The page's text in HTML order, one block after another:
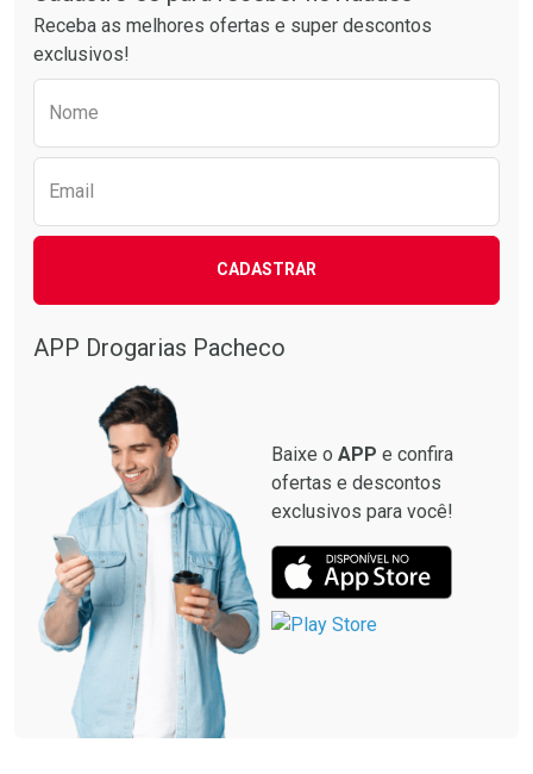
Receba as melhores ofertas e super descontos
exclusivos!
Nome
Email
CADASTRAR
APP Drogarias Pacheco
Baixe o APP e confira
ofertas e descontos
exclusivos para você!